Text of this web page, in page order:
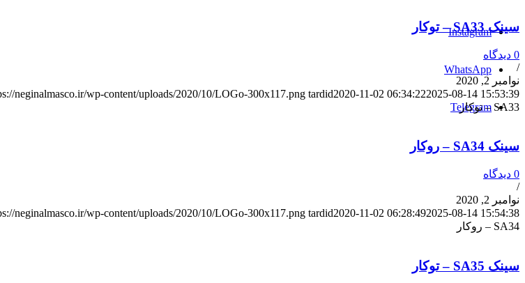
Instagram
WhatsApp
Telegram
سینک SA33 – توکار
0 دیدگاه
/
نوامبر 2, 2020
neginalmasco.ir/wp-content/uploads/2020/10/LOGo-300x117.png tardid2020-11-02 06:34:222025-08-14 15:53:39
SA33 – توکار
سینک SA34 – روکار
0 دیدگاه
/
نوامبر 2, 2020
neginalmasco.ir/wp-content/uploads/2020/10/LOGo-300x117.png tardid2020-11-02 06:28:492025-08-14 15:54:38
SA34 – روکار
سینک SA35 – توکار